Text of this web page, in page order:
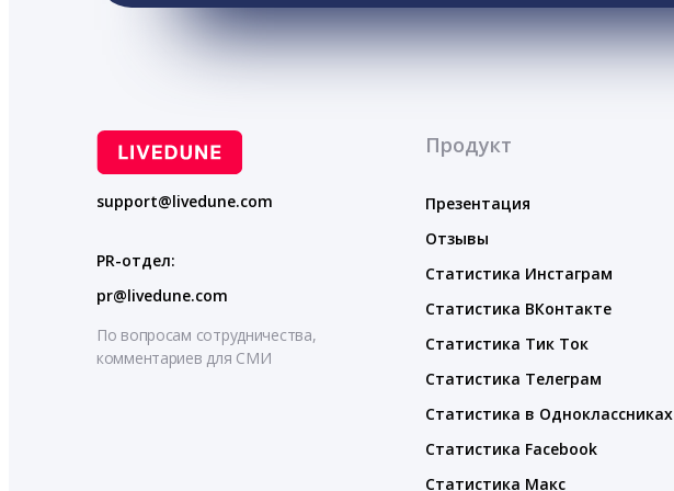
support@livedune.com
PR-отдел:
pr@livedune.com
По вопросам сотрудничества,
комментариев для СМИ
Продукт
Презентация
Отзывы
Статистика Инстаграм
Статистика ВКонтакте
Статистика Тик Ток
Статистика Телеграм
Статистика в Одноклассниках
Статистика Facebook
Статистика Макс